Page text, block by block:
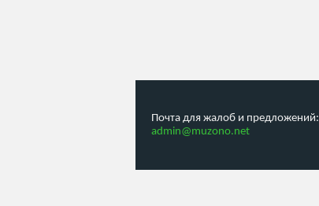
Почта для жалоб и предложений:
admin@muzono.net